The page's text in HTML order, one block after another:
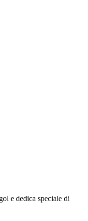
e dedica speciale di